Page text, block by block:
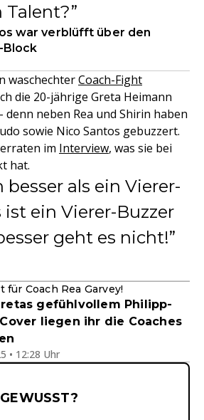
Talent?
war verblüfft über den
Block
waschechterCoach-Fight
die 20-jährige Greta Heimann
denn neben Rea und Shirin haben
sowie Nico Santos gebuzzert.
im Interview, was sie bei
hat.
besser als ein Vierer-
ist ein Vierer-Buzzer
geht es nicht!
für Coach Rea Garvey!
gefühlvollem Philipp-
liegen ihr die Coaches
• 12:28 Uhr
&